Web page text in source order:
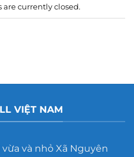
currently closed.
VIỆT NAM
và nhỏ Xã Nguyên